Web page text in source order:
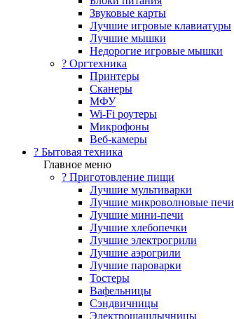
Звуковые карты
Лучшие игровые клавиатуры
Лучшие мышки
Недорогие игровые мышки
?️ Оргтехника
Принтеры
Сканеры
МФУ
Wi-Fi роутеры
Микрофоны
Веб-камеры
? Бытовая техника
Главное меню
? Приготовление пищи
Лучшие мультиварки
Лучшие микроволновые печи
Лучшие мини-печи
Лучшие хлебопечки
Лучшие электрогрили
Лучшие аэрогрили
Лучшие пароварки
Тостеры
Вафельницы
Сэндвичницы
Электрошашлычницы